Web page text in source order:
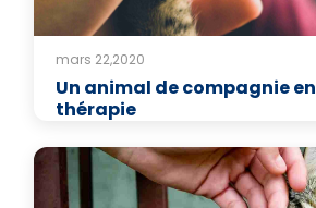
mars 22,2020
Un animal de compagnie
thérapie